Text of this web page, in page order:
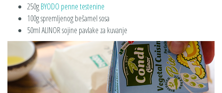
250gBYODO penne testenine
100g spremljenog bešamel sosa
50ml ALINOR sojine pavlake za kuvanje